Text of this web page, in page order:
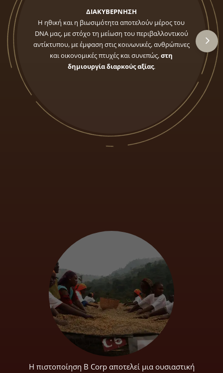
ΔΙΑΚΥΒΕΡΝΗΣΗ
Η ηθική και η βιωσιμότητα αποτελούν μέρος του
DNA μας, με στόχο τη μείωση του περιβαλλοντικού
αντίκτυπου, με έμφαση στις κοινωνικές, ανθρώπινες
και οικονομικές πτυχές και συνεπώς,στη
δημιουργία διαρκούς αξίας.
Η πιστοποίηση B Corp αποτελεί μια ουσιαστική